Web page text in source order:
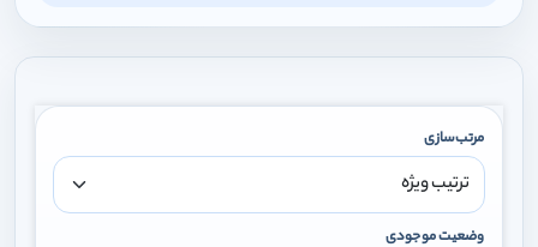
مرتب‌سازی
وضعیت موجودی